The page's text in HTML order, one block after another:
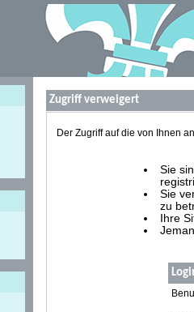
Zugriff verweigert
Der Zugriff auf die von Ihnen
Sie
Sie
zu
Ihre